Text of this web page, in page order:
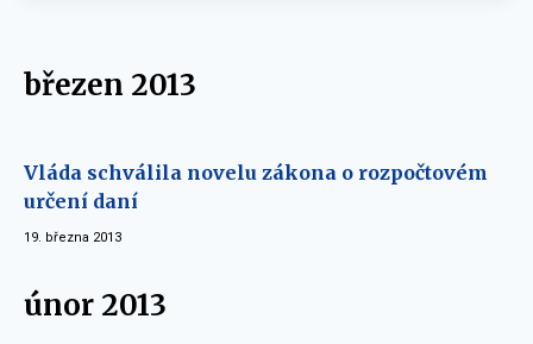
březen 2013
Vláda schválila novelu zákona o rozpočtovém
určení daní
19. března 2013
únor 2013